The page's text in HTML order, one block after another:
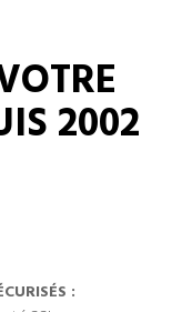
2002
: